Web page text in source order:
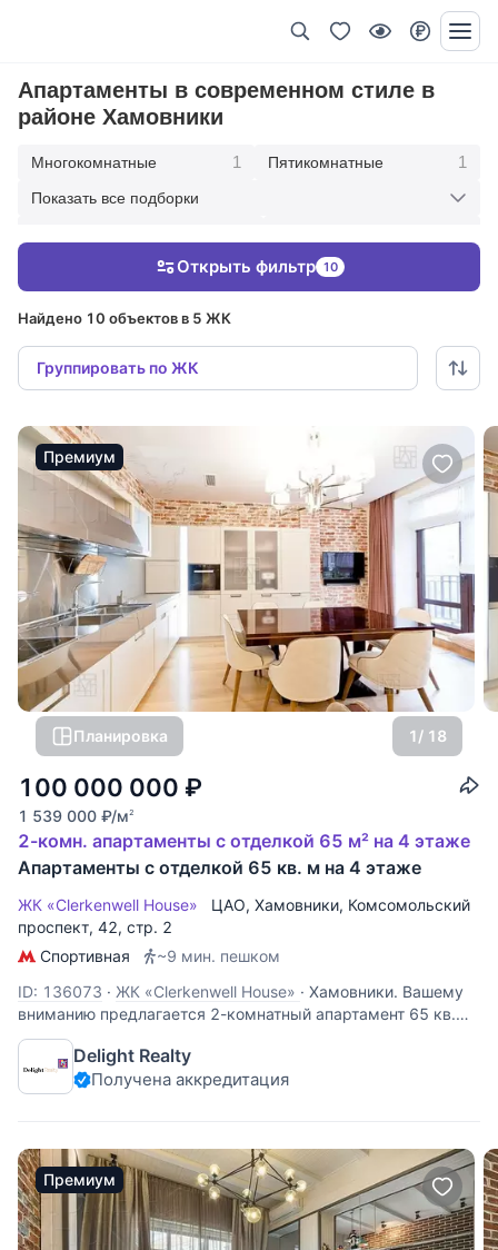
Апартаменты в современном стиле в
районе Хамовники
Многокомнатные 1 Пятикомнатные 1
3 Однокомнатные
Показать все подборки
Найдено 10 объектов в 5 ЖК
Группировать по ЖК
Открыть фильтр 10
Премиум
Планировка 1/ 18
100 000 000 ₽
1 539 000 ₽/м2
2-комн. апартаменты с отделкой 65 м² на 4 этаже
Апартаменты с отделкой 65 кв. м на 4 этаже
ЖК «Clerkenwell House» ЦАО, Хамовники, Комсомольский
проспект, 42, стр. 2
Спортивная
~9 мин. пешком
ID: 136073 · ЖК «Clerkenwell House» · Хамовники. Вашему
вниманию предлагается 2-комнатный апартамент 65 кв.м,
расположенный в клубном доме Clerkenwell House.
Функциональная планировка включает в себя: кухню-
столовую, спальню с ванной комнатой и гардеробной,
Delight Realty
Получена аккредитация
Премиум